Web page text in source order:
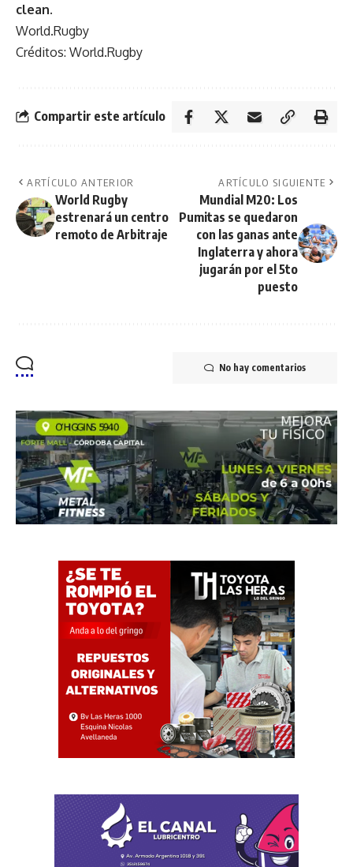
clean.
World.Rugby
Créditos: World.Rugby
Compartir este artículo
ARTÍCULO ANTERIOR
World Rugby
estrenará un centro
remoto de Arbitraje
ARTÍCULO SIGUIENTE
Mundial M20: Los
Pumitas se quedaron
con las ganas ante
Inglaterra y ahora
jugarán por el 5to
puesto
No hay comentarios